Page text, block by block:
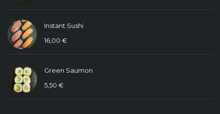
Instant Sushi
16,00 €
Green Saumon
5,50 €